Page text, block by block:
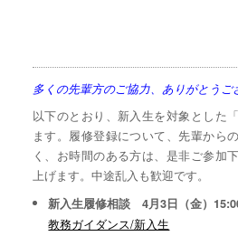
多くの先輩方のご協力、ありがとうご
以下のとおり、新入生を対象とした
ます。履修登録について、先輩から
く、お時間のある方は、是非ご参加
上げます。中途乱入も歓迎です。
新入生履修相談 4月3日（金）
教務ガイダンス/新入生